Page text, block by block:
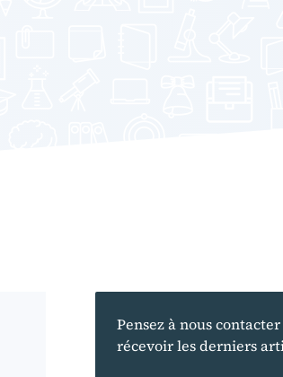
Pensez à nous
récevoir les derniers